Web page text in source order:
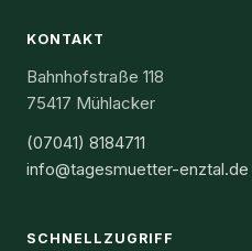
KONTAKT
Bahnhofstraße 118
75417 Mühlacker
(07041) 8184711
info@tagesmuetter-enztal.de
SCHNELLZUGRIFF